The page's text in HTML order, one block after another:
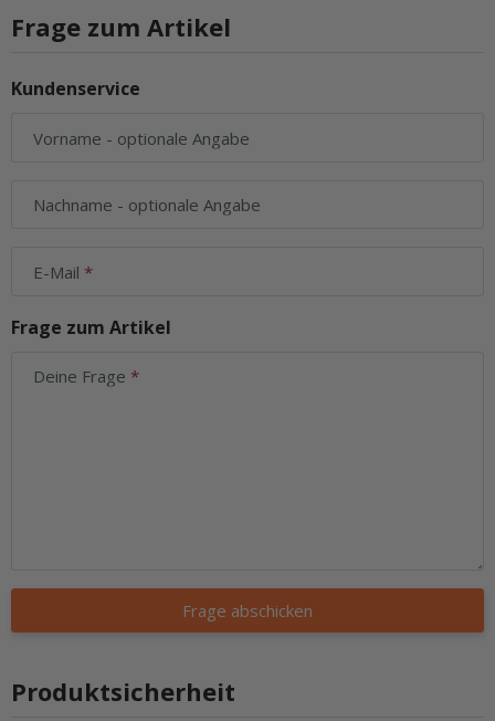
Frage zum Artikel
Kundenservice
Vorname - optionale Angabe
Nachname - optionale Angabe
E-Mail
Frage zum Artikel
Deine Frage
Frage abschicken
Produktsicherheit